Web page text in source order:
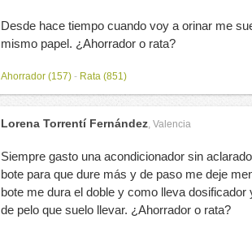
Desde hace tiempo cuando voy a orinar me
mismo papel. ¿Ahorrador o rata?
Ahorrador (157) - Rata (851)
Lorena Torrentí Fernández, Valencia
Siempre gasto una acondicionador sin
bote para que dure más y de paso me deje
bote me dura el doble y como lleva
de pelo que suelo llevar. ¿Ahorrador o rata?